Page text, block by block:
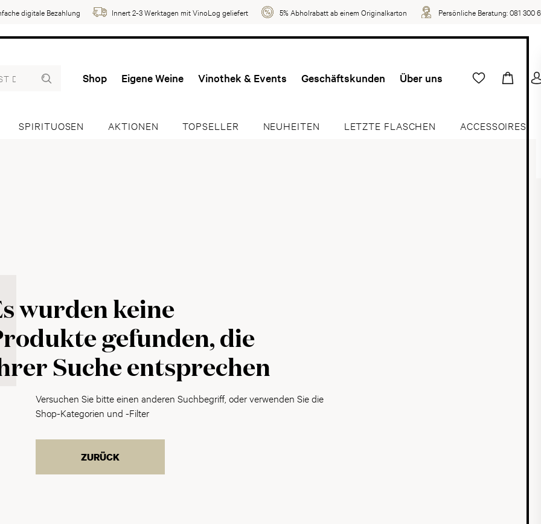
digitale Bezahlung Innert 2-3 Werktagen mit VinoLog geliefert 5% Abholrabatt ab einem Originalkarton Persönliche Beratung:081 300
Shop Eigene Weine Vinothek & Events Geschäftskunden Über uns
SPIRITUOSEN AKTIONEN TOPSELLER NEUHEITEN LETZTE FLASCHEN ACCESSOIRES
wurden keine
gefunden, die
Suche entsprechen
Versuchen Sie bitte einen anderen Suchbegriff, oder verwenden Sie die
Shop-Kategorien und -Filter
ZURÜCK